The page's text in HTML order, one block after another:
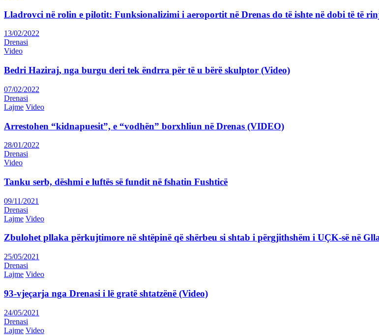
Lladrovci në rolin e pilotit: Funksionalizimi i aeroportit në Drenas do të ishte në dobi të të
13/02/2022
Drenasi
Video
Bedri Haziraj, nga burgu deri tek ëndrra për të u bërë skulptor (Video)
07/02/2022
Drenasi
Lajme Video
Arrestohen “kidnapuesit”, e “vodhën” borxhliun në Drenas (VIDEO)
28/01/2022
Drenasi
Video
Tanku serb, dëshmi e luftës së fundit në fshatin Fushticë
09/11/2021
Drenasi
Lajme Video
Zbulohet pllaka përkujtimore në shtëpinë që shërbeu si shtab i përgjithshëm i UÇK-së në
25/05/2021
Drenasi
Lajme Video
93-vjeçarja nga Drenasi i lë gratë shtatzënë (Video)
24/05/2021
Drenasi
Lajme Video